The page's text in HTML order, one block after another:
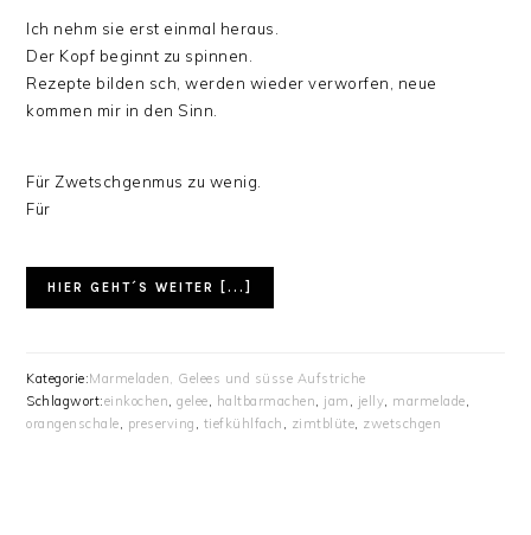
Ich nehm sie erst einmal heraus.
Der Kopf beginnt zu spinnen.
Rezepte bilden sch, werden wieder verworfen, neue
kommen mir in den Sinn.
Für Zwetschgenmus zu wenig.
Für
HIER GEHT´S WEITER [...]
Kategorie:Marmeladen, Gelees und süsse Aufstriche
Schlagwort:einkochen,gelee, haltbarmachen, jam , jelly, marmelade,
orangenschale, preserving , tiefkühlfach , zimtblüte, zwetschgen